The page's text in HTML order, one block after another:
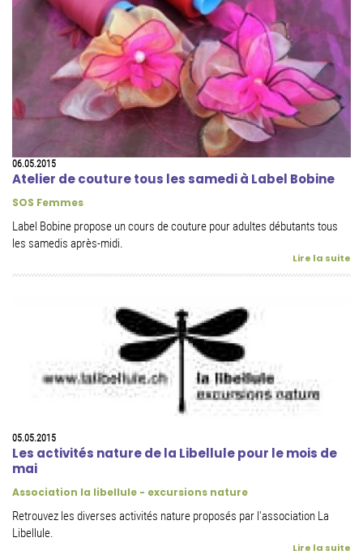
06.05.2015
Atelier de couture tous les samedi à Label Bobine
SOS Femmes
Label Bobine propose un cours de couture pour adultes débutants tous
les samedis après-midi.
Lire la suite
05.05.2015
Les activités nature de la Libellule pour le mois de
mai
Association la libellule - excursions nature
Retrouvez les diverses activités nature proposés par l'association La
Libellule.
Lire la suite